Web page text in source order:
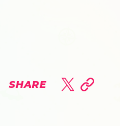
SHARE